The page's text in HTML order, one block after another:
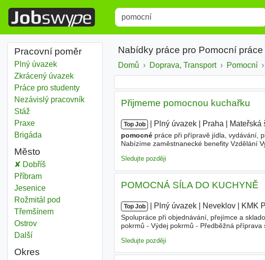
Title
Pracovní poměr
Plný úvazek
Zkrácený úvazek
Práce pro studenty
Nezávislý pracovník
Stáž
Praxe
Brigáda
Město
Pomocní
Dobříš
Pomocní
Příbram
Pomocní
Jesenice
Pomocní
Rožmitál pod
Třemšínem
Pomocní
Ostrov
Dalšíměsta
Okres
Nabídky práce pro Pomocní
Domů Doprava, Transport Pomocní
Přijmeme pomocnou kuchařku
Top Job Plný úvazek Praha Mateřská
pomocnépráce při přípravě jídla, vydávání,
Nabízíme zaměstnanecké benefity Vzdělání
Sledujte později
POMOCNÁ SÍLA DO KUCHYNĚ
Top Job Plný úvazek Neveklov KMK
Spolupráce při objednávání, přejímce a
pokrmů - Výdej pokrmů - Předběžná
Sledujte později